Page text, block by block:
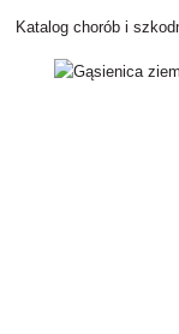
Katalog chorób i